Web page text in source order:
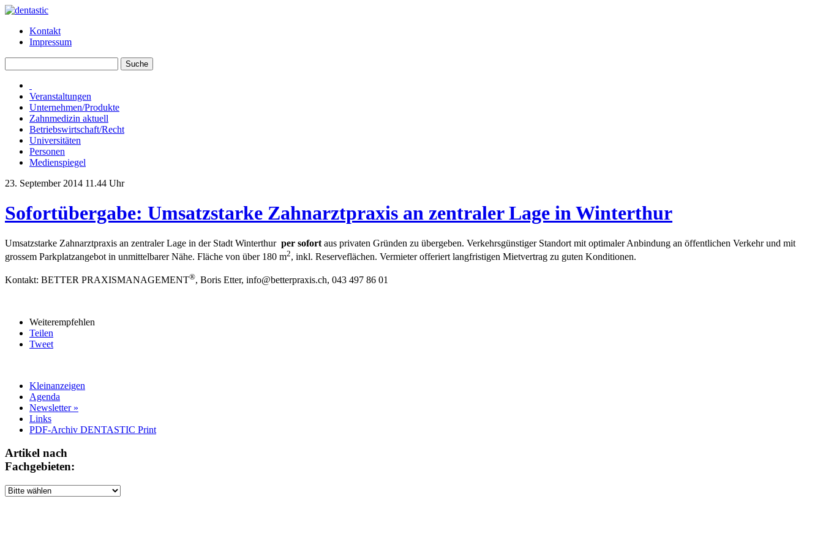
Kontakt
Impressum
Veranstaltungen
Unternehmen/Produkte
Zahnmedizin aktuell
Betriebswirtschaft/Recht
Universitäten
Personen
Medienspiegel
23. September 2014 11.44 Uhr
Sofortübergabe: Umsatzstarke Zahnarztpraxis an zentraler Lage in Winterthur
Umsatzstarke Zahnarztpraxis an zentraler Lage in der Stadt Winterthur per sofort aus privaten Gründen zu übergeben. Verkehrsgünstiger Standort mit optimaler Anbindung an öffentlichen Verkehr und mit
grossem Parkplatzangebot in unmittelbarer Nähe. Fläche von über 180 m2, inkl. Reserveflächen. Vermieter offeriert langfristigen Mietvertrag zu guten Konditionen.
Kontakt: BETTER PRAXISMANAGEMENT®, Boris Etter, info@betterpraxis.ch, 043 497 86 01
Weiterempfehlen
Teilen
Tweet
Kleinanzeigen
Agenda
Newsletter »
Links
PDF-Archiv DENTASTIC Print
Artikel nach
Fachgebieten: